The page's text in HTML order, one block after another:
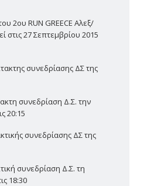
2ου RUN GREECE Αλεξ/
στις 27 Σεπτεμβρίου 2015
συνεδρίασης ΔΣ της
συνεδρίαση Δ.Σ. την
20:15
συνεδρίασης ΔΣ της
συνεδρίαση Δ.Σ. τη
18:30